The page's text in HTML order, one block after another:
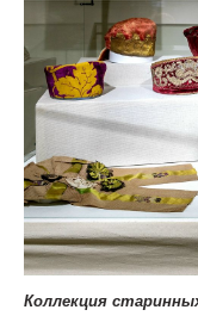
Коллекция